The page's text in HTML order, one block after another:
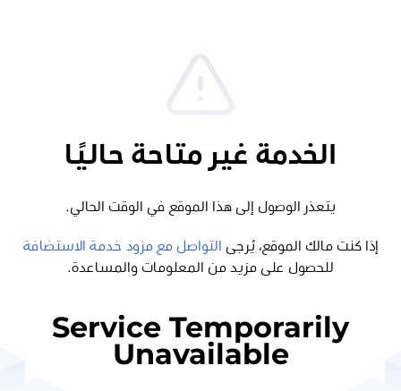
الخدمة غير متاحة حاليًا
يتعذر الوصول إلى هذا الموقع في الوقت الحالي.
إذا كنت مالك الموقع، يُرجى
التواصل مع مزود خدمة الاستضافة
للحصول على مزيد من المعلومات والمساعدة.
Service Temporarily
Unavailable